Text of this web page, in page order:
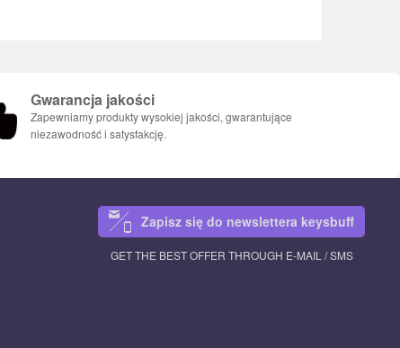
Gwarancja jakości
Zapewniamy produkty wysokiej jakości, gwarantujące
niezawodność i satysfakcję.
Zapisz się do newslettera keysbuff
GET THE BEST OFFER THROUGH E-MAIL / SMS